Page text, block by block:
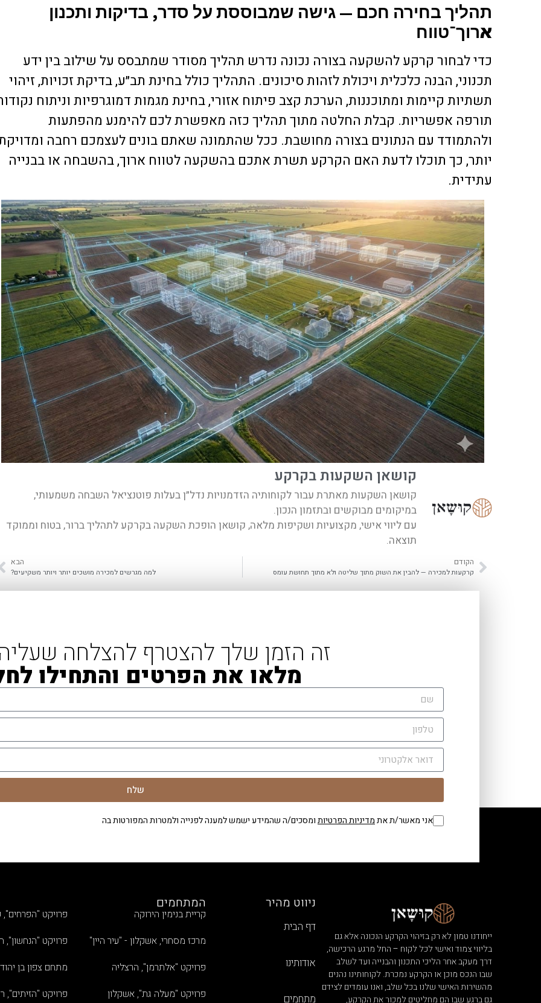
תהליך בחירה חכם — גישה שמבוססת על סדר, בדיקות ותכנון
ארוך־טווח
כדי לבחור קרקע להשקעה בצורה נכונה נדרש תהליך מסודר שמתבסס על שילוב בין ידע
תכנוני, הבנה כלכלית ויכולת לזהות סיכונים. התהליך כולל בחינת תב״ע, בדיקת זכויות, זיהוי
תשתיות קיימות ומתוכננות, הערכת קצב פיתוח אזורי, בחינת מגמות דמוגרפיות וניתוח
תורפה אפשריות. קבלת החלטה מתוך תהליך כזה מאפשרת לכם להימנע מהפתעות
ולהתמודד עם הנתונים בצורה מחושבת. ככל שהתמונה שאתם בונים לעצמכם רחבה
יותר, כך תוכלו לדעת האם הקרקע תשרת אתכם בהשקעה לטווח ארוך, בהשבחה או בבנייה
עתידית.
קושאן השקעות בקרקע
קושאן השקעות מאתרת עבור לקוחותיה הזדמנויות נדל״ן בעלות פוטנציאל השבחה משמעותי,
במיקומים מבוקשים ובתזמון הנכון.
עם ליווי אישי, מקצועיות ושקיפות מלאה, קושאן הופכת השקעה בקרקע לתהליך ברור, בטוח וממוקד
תוצאה.
הקודם
קרקעות למכירה — להבין את השוק מתוך שליטה ולא מתוך תחושת עומס
הבא
למה מגרשים למכירה מושכים יותר ויותר משקיעים?
זה הזמן שלך להצטרף להצלחה
מלאו את הפרטים והתחילו
אני מאשר/ת אתמדיניות הפרטיותומסכים/ה שהמידע ישמש למענה לפנייה ולמטרות המפורטות בה
שלח
ייחודנו טמון לא רק בזיהוי הקרקע הנכונה אלא גם
בליווי צמוד ואישי לכל לקוח – החל מרגע הרכישה,
דרך מעקב אחר הליכי התכנון והבנייה ועד לשלב
שבו הנכס מוכן או הקרקע נמכרת. לקוחותינו נהנים
מהשירות האישי שלנו בכל שלב, ואנו עומדים לצידם
גם ברגע שבו הם מחליטים למכור את הקרקע,
ניווט מהיר
דף הבית
אודותינו
מתחמים
המתחמים
קריית בנימין הירוקה
פרויקט "הפרחים",
מרכז מסחרי, אשקלון - "עיר היין"
פרויקט "הנחשון",
פרויקט "אלתרמן", הרצליה
מתחם צפון בן
פרויקט "מעלה גת", אשקלון
פרויקט "הזיתים",